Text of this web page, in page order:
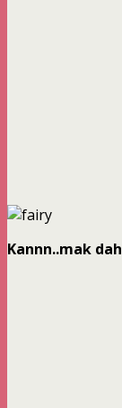
Kannn..mak